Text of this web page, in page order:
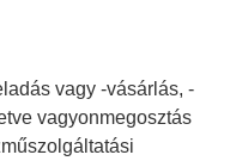
vagy -vásárlás, -
vagyonmegosztás